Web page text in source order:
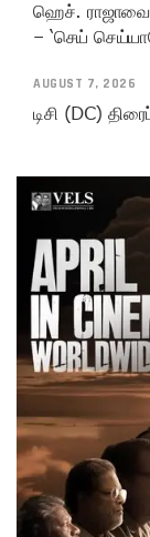
ஹெச். ராஜாவை
– ‘செய்
AUGUST 7, 2026
டிசி (DC)